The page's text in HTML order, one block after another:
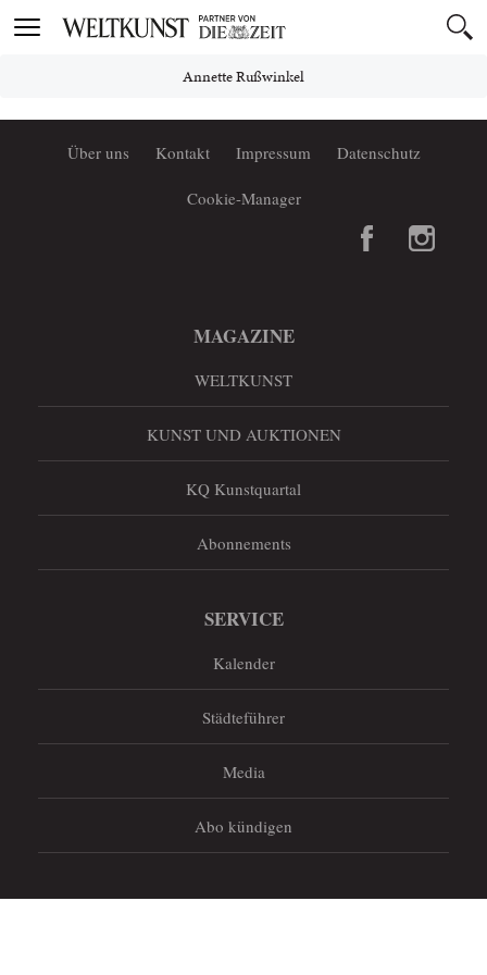
Toggle
Annette Rußwinkel
Über uns Kontakt Impressum Datenschutz
Cookie-Manager
MAGAZINE
WELTKUNST
KUNST UND AUKTIONEN
KQ Kunstquartal
Abonnements
SERVICE
Kalender
Städteführer
Media
Abo kündigen